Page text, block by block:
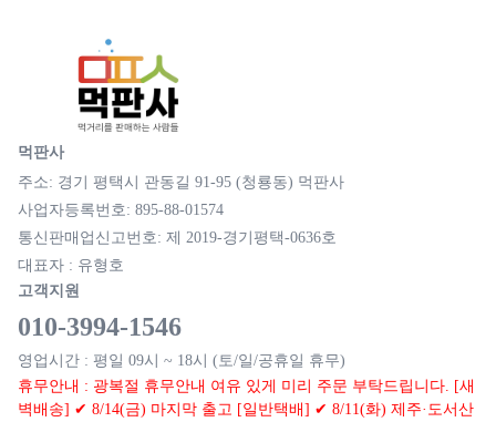
먹판사
주소: 경기 평택시 관동길 91-95 (청룡동) 먹판사
사업자등록번호: 895-88-01574
통신판매업신고번호: 제 2019-경기평택-0636호
대표자 : 유형호
고객지원
010-3994-1546
영업시간 : 평일 09시 ~ 18시 (토/일/공휴일 휴무)
휴무안내 : 광복절 휴무안내 여유 있게 미리 주문 부탁드립니다. [새
벽배송] ✔ 8/14(금) 마지막 출고 [일반택배] ✔ 8/11(화) 제주·도서산